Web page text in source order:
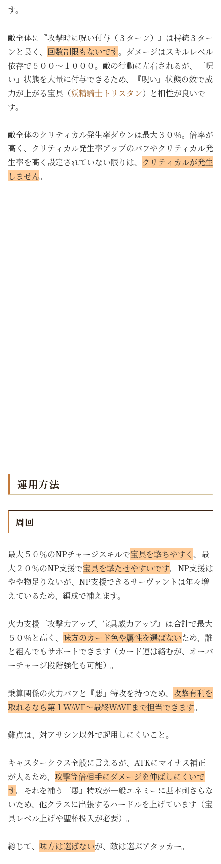
す。
敵全体に『攻撃時に呪い付与（３ターン）』は持続３ター
ンと長く、 回数制限もないです。ダメージはスキルレベル
依存で５００～１０００。敵の行動に左右されるが、『呪
い』状態を大量に付与できるため、『呪い』状態の数で威
力が上がる宝具（妖精騎士トリスタン）と相性が良いで
す。
敵全体のクリティカル発生率ダウンは最大３０％。倍率が
高く、クリティカル発生率アップのバフやクリティカル発
生率を高く設定されていない限りは、 クリティカルが発生
しません。
運用方法
周回
最大５０％のNPチャージスキルで宝具を撃ちやすく 、最
大２０％のNP支援で宝具を撃たせやすいです。NP支援は
やや物足りないが、NP支援できるサーヴァントは年々増
えているため、編成で補えます。
火力支援『攻撃力アップ、宝具威力アップ』は合計で最大
５０％と高く、 味方のカード色や属性を選ばないため、誰
と組んでもサポートできます（カード運は絡むが、オーバ
ーチャージ段階強化も可能）。
乗算関係の火力バフと『悪』特攻を持つため、 攻撃有利を
取れるなら第１WAVE～最終WAVEまで担当できます。
難点は、対アサシン以外で起用しにくいこと。
キャスタークラス全般に言えるが、ATKにマイナス補正
が入るため、 攻撃等倍相手にダメージを伸ばしにくいで
す。それを補う『悪』特攻が一般エネミーに基本刺さらな
いため、他クラスに出張するハードルを上げています（宝
具レベル上げや聖杯投入が必要）。
総じて、 味方は選ばないが、敵は選ぶアタッカー。